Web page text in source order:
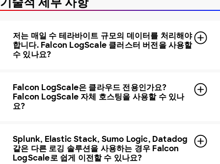
저는 매일 수 테라바이트 규모의 데이터를 처리해야
합니다. Falcon LogScale 클러스터 버전을 사용할
수 있나요?
Falcon LogScale은 클라우드 전용인가요?
Falcon LogScale 자체 호스팅을 사용할 수 있나
요?
Splunk, Elastic Stack, Sumo Logic, Datadog
같은 다른 로깅 솔루션을 사용하는 경우 Falcon
LogScale로 쉽게 이전할 수 있나요?